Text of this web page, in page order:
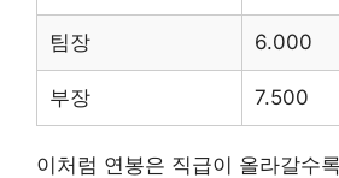
팀장 6.000
부장 7.500
이처럼 연봉은 직급이 올라갈수